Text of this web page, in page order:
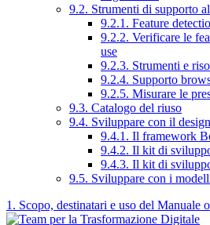
9.2. Strumenti di supporto
9.2.1. Feature
9.2.2. Verificare le
use
9.2.3. Strumenti e
9.2.4. Supporto
9.2.5. Misurare le
9.3. Catalogo del riuso
9.4. Sviluppare con il
9.4.1. Il framework
9.4.2. Il kit di
9.4.3. Il kit di
9.5. Sviluppare con i
1. Scopo, destinatari e uso del Manuale